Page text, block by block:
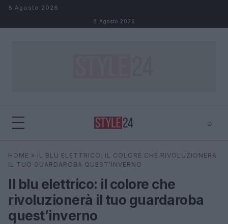
Salta al contenuto
8 Agosto 2026
8 Agosto 2026
⌕
Cerca ⌕ ×
HOME » IL BLU ELETTRICO: IL COLORE CHE RIVOLUZIONERÀ
IL TUO GUARDAROBA QUEST’INVERNO
Il blu elettrico: il colore che
rivoluzionerà il tuo guardaroba
quest’inverno